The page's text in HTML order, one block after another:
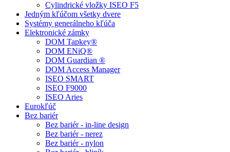
Cylindrické vložky ISEO F5
Jedným kľúčom všetky dvere
Systémy generálneho kľúča
Elektronické zámky
DOM Tapkey®
DOM ENiQ®
DOM Guardian ®
DOM Access Manager
ISEO SMART
ISEO F9000
ISEO Aries
Eurokľúč
Bez bariér
Bez bariér - in-line design
Bez bariér - nerez
Bez bariér - nylon